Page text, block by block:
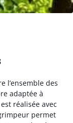
l’ensemble des
adaptée à
réalisée avec
permet